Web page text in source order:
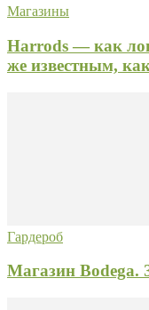
Магазины
Harrods — как
же известным,
Гардероб
Магазин Bodega.